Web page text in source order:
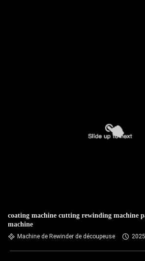
coating machine cutting rewinding machine
machine
Machine de Rewinder de découpeuse